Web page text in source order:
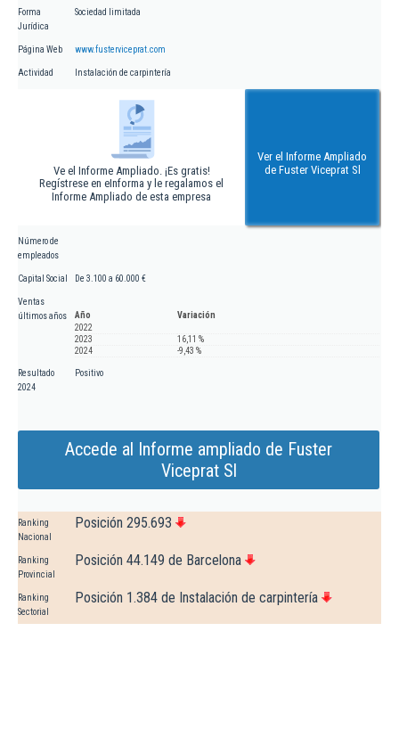
Forma
Jurídica
Sociedad limitada
Página Web www.fusterviceprat.com
Actividad Instalación de carpintería
Ve el Informe Ampliado. ¡Es gratis!
Regístrese en eInforma y le regalamos el
Informe Ampliado de esta empresa
Ver el Informe Ampliado
de Fuster Viceprat Sl
Número de
empleados
Capital Social De 3.100 a 60.000 €
Ventas
últimos años
Año
Variación
2022
2023
16,11 %
2024
-9,43 %
Resultado
2024
Positivo
Accede al Informe ampliado de Fuster
Viceprat Sl
Ranking
Nacional
Posición 295.693
Ranking
Provincial
Posición 44.149 de Barcelona
Ranking
Sectorial
Posición 1.384 de Instalación de carpintería